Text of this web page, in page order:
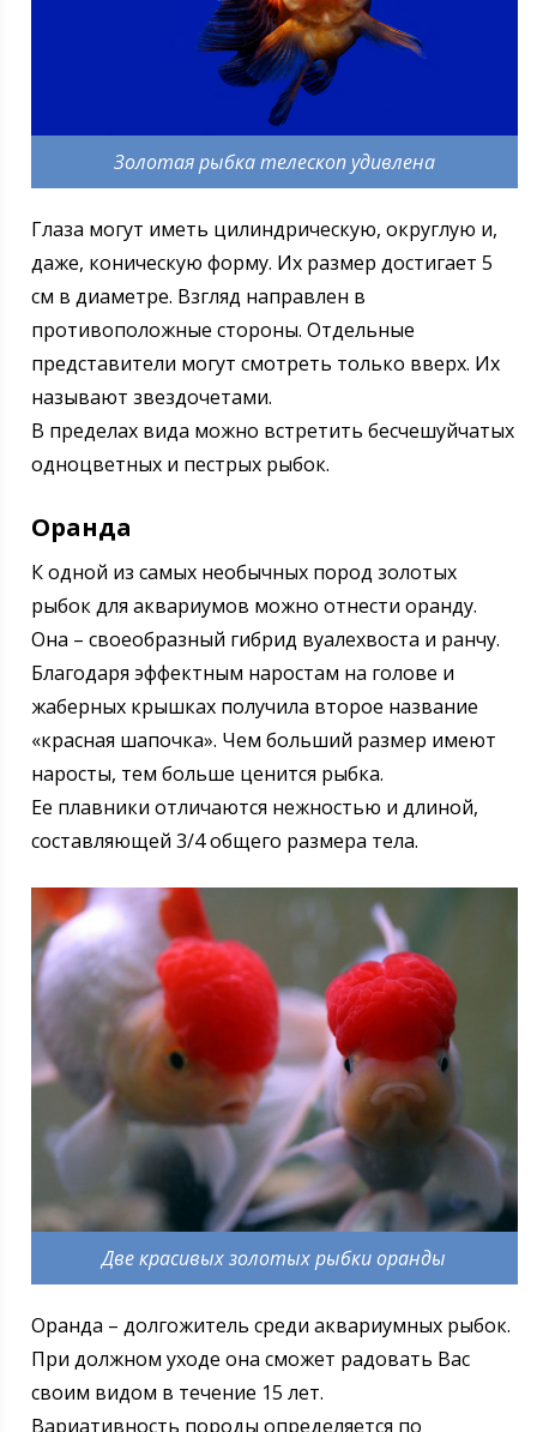
Золотая рыбка телескоп удивлена
Глаза могут иметь цилиндрическую, округлую и,
даже, коническую форму. Их размер достигает 5
см в диаметре. Взгляд направлен в
противоположные стороны. Отдельные
представители могут смотреть только вверх. Их
называют звездочетами.
В пределах вида можно встретить бесчешуйчатых
одноцветных и пестрых рыбок.
Оранда
К одной из самых необычных пород золотых
рыбок для аквариумов можно отнести оранду.
Она – своеобразный гибрид вуалехвоста и ранчу.
Благодаря эффектным наростам на голове и
жаберных крышках получила второе название
«красная шапочка». Чем больший размер имеют
наросты, тем больше ценится рыбка.
Ее плавники отличаются нежностью и длиной,
составляющей 3/4 общего размера тела.
Две красивых золотых рыбки оранды
Оранда – долгожитель среди аквариумных рыбок.
При должном уходе она сможет радовать Вас
своим видом в течение 15 лет.
Вариативность породы определяется по